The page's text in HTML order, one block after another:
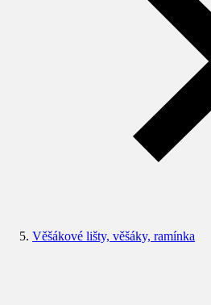
Věšákové lišty, věšáky, ramínka